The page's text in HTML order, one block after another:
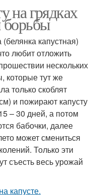
на грядках
борьбы
капустная)
любит отложить
нескольких
которые тут же
только скоблят
и пожирают капусту
– 30 дней, а потом
бабочки, далее
может смениться
Только эти
съесть весь урожай